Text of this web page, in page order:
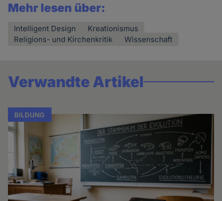
Mehr lesen über:
Intelligent Design
Kreationismus
Religions- und Kirchenkritik
Wissenschaft
Verwandte Artikel
BILDUNG